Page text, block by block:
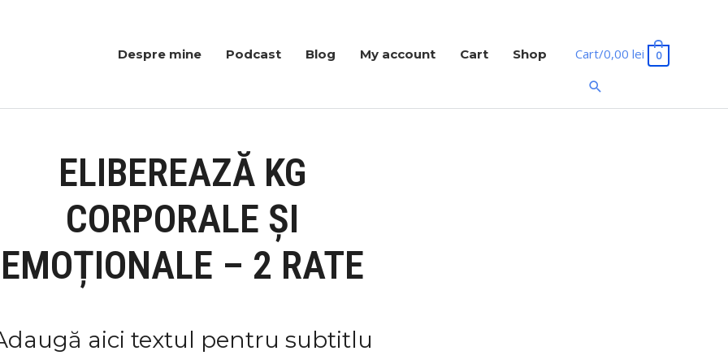
Despre mine Podcast Blog My account Cart Shop Cart/0,00 lei 0
Search
ELIBEREAZĂ KG
CORPORALE ȘI
EMOȚIONALE – 2 RATE
aici textul pentru subtitlu